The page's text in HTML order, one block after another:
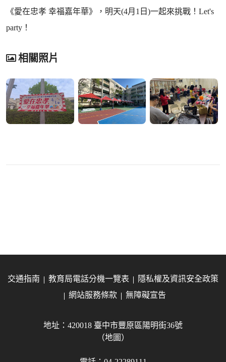
《愛在忠孝 幸福嘉年華》，明天(4月1日)一起來挑戰！Let's
party！
相關照片
交通指南 教育局電話分機一覽表
隱私權及資訊安全政策
網站服務條款
無障礙宣告
地址：420018 臺中市豐原區陽明街36號
（地圖）